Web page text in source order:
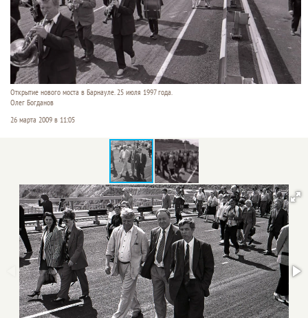
Открытие нового моста в Барнауле. 25 июля 1997 года.
Олег Богданов
26 марта 2009 в 11:05